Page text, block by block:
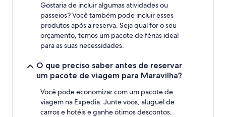
Gostaria de incluir algumas atividades ou
passeios? Você também pode incluir esses
produtos após a reserva. Seja qual for o seu
orçamento, temos um pacote de férias ideal
para as suas necessidades.
O que preciso saber antes de reservar
um pacote de viagem para Maravilha?
Você pode economizar com um pacote de
viagem na Expedia. Junte voos, aluguel de
carros e hotéis e ganhe ótimos descontos.